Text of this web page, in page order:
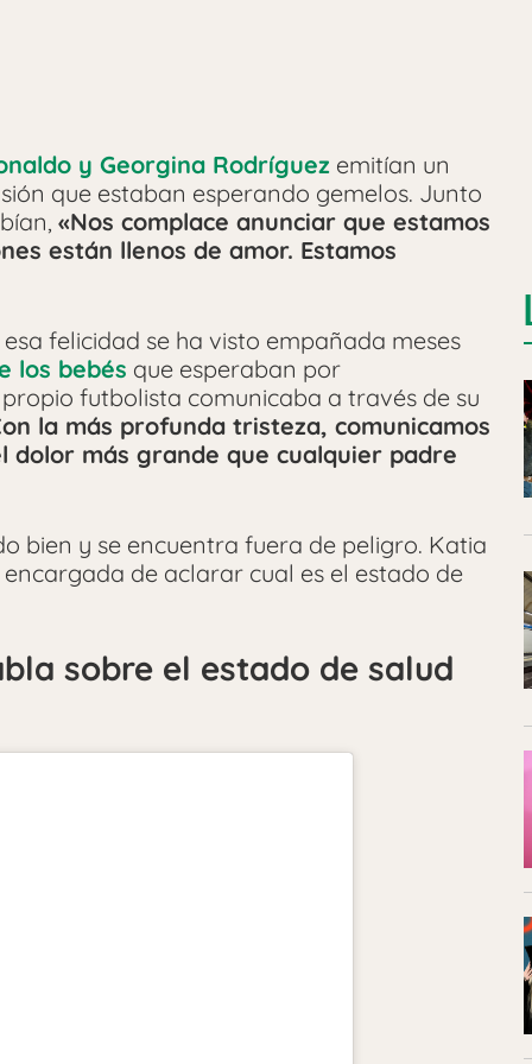
y Georgina Rodríguez emitían un
que estaban esperando gemelos. Junto
«Nos complace anunciar que estamos
están llenos de amor. Estamos
felicidad se ha visto empañada meses
los bebés que esperaban por
futbolista comunicaba a través de su
la más profunda tristeza, comunicamos
dolor más grande que cualquier padre
bien y se encuentra fuera de peligro. Katia
de aclarar cual es el estado de
sobre el estado de salud